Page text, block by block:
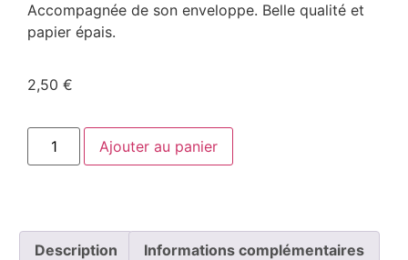
Accompagnée de son enveloppe. Belle qualité et
papier épais.
2,50 €
Ajouter au panier
Description Informations complémentaires